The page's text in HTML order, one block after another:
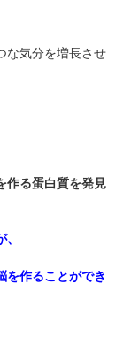
な気分を増長させ
作る蛋白質を発見
を作ることができ